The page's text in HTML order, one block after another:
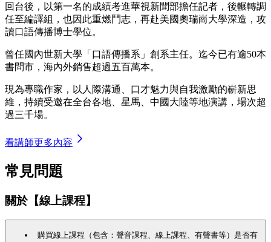
回台後，以第一名的成績考進華視新聞部擔任記者，後輾轉調
任至編譯組，也因此重燃鬥志，再赴美國奧瑞崗大學深造，攻
讀口語傳播博士學位。
曾任國內世新大學「口語傳播系」創系主任。迄今已有逾50本
書問市，海內外銷售超過五百萬本。
現為專職作家，以人際溝通、口才魅力與自我激勵的嶄新思
維，持續受邀在全台各地、星馬、中國大陸等地演講，場次超
過三千場。
看講師更多內容
常見問題
關於【線上課程】
購買線上課程（包含：聲音課程、線上課程、有聲書等）是否有